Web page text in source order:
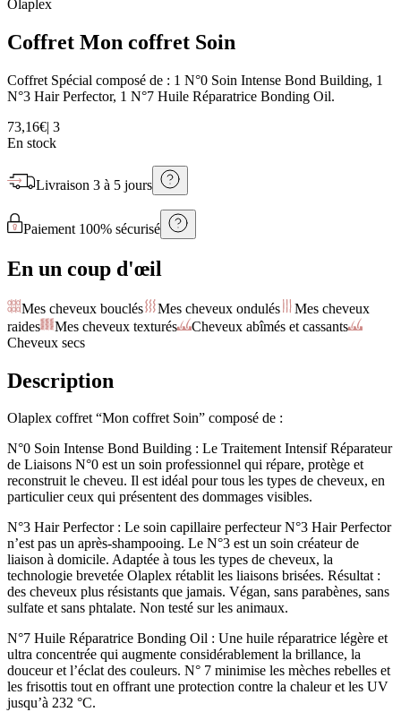
Olaplex
Coffret Mon coffret Soin
Coffret Spécial composé de : 1 N°0 Soin Intense Bond Building, 1
N°3 Hair Perfector, 1 N°7 Huile Réparatrice Bonding Oil.
73,16€| 3
En stock
Livraison 3 à 5 jours
Paiement 100% sécurisé
En un coup d'œil
Mes cheveux bouclés Mes cheveux ondulés
Mes cheveux
raides
Mes cheveux texturés
Cheveux abîmés et cassants
Cheveux secs
Description
Olaplex coffret “Mon coffret Soin” composé de :
N°0 Soin Intense Bond Building : Le Traitement Intensif Réparateur
de Liaisons N°0 est un soin professionnel qui répare, protège et
reconstruit le cheveu. Il est idéal pour tous les types de cheveux, en
particulier ceux qui présentent des dommages visibles.
N°3 Hair Perfector : Le soin capillaire perfecteur N°3 Hair Perfector
n’est pas un après-shampooing. Le N°3 est un soin créateur de
liaison à domicile. Adaptée à tous les types de cheveux, la
technologie brevetée Olaplex rétablit les liaisons brisées. Résultat :
des cheveux plus résistants que jamais. Végan, sans parabènes, sans
sulfate et sans phtalate. Non testé sur les animaux.
N°7 Huile Réparatrice Bonding Oil : Une huile réparatrice légère et
ultra concentrée qui augmente considérablement la brillance, la
douceur et l’éclat des couleurs. N° 7 minimise les mèches rebelles et
les frisottis tout en offrant une protection contre la chaleur et les UV
jusqu’à 232 °C.